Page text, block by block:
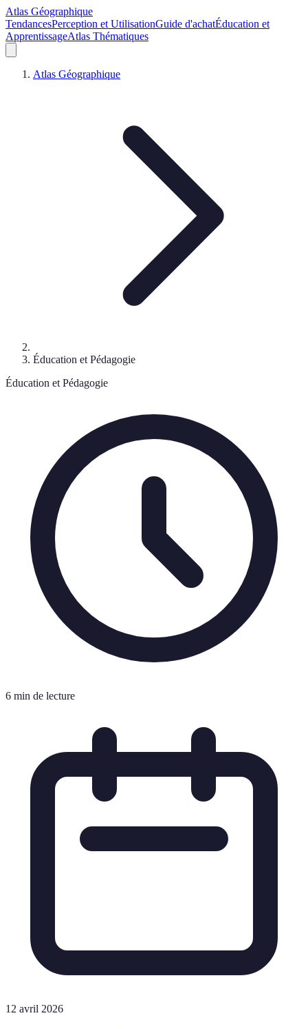
Atlas Géographique
TendancesPerception et UtilisationGuide d'achatÉducation et
ApprentissageAtlas Thématiques
Atlas Géographique
Éducation et Pédagogie
Éducation et Pédagogie
6 min de lecture
12 avril 2026